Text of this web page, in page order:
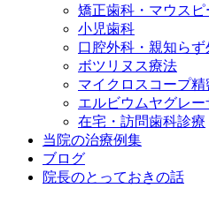
矯正歯科・マウスピ
小児歯科
口腔外科・親知らず
ボツリヌス療法
マイクロスコープ精
エルビウムヤグレー
在宅・訪問歯科診療
当院の治療例集
ブログ
院長のとっておきの話